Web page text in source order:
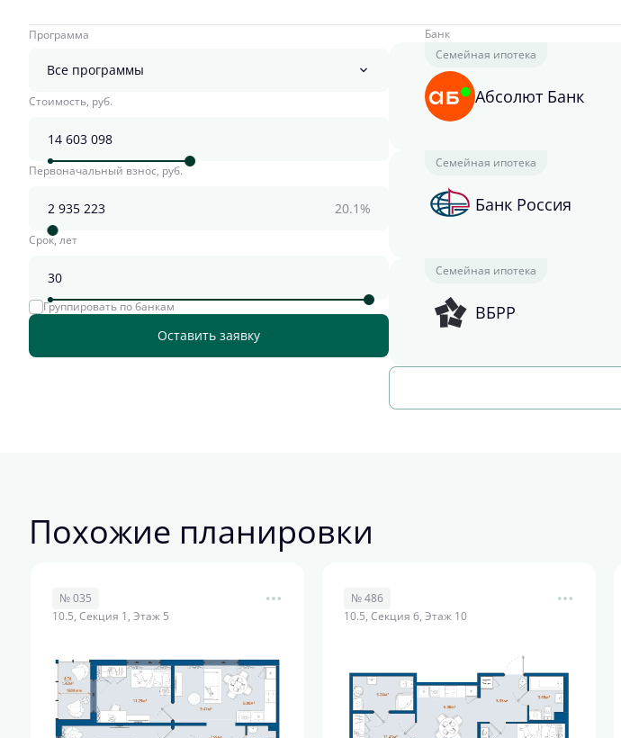
Программа
Все программы
Стоимость, руб.
Первоначальный взнос, руб.
20.1%
Срок, лет
Группировать по банкам
Оставить заявку
Банк
Семейная ипотека
Абсолют Банк
Семейная ипотека
Банк Россия
Семейная ипотека
ВБРР
Похожие планировки
№ 035
10.5, Секция 1, Этаж 5
№ 486
10.5, Секция 6, Этаж 10